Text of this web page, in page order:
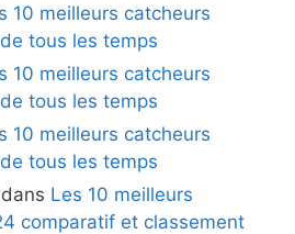
10 meilleurs catcheurs
tous les temps
10 meilleurs catcheurs
tous les temps
10 meilleurs catcheurs
tous les temps
dans Les 10 meilleurs
comparatif et classement